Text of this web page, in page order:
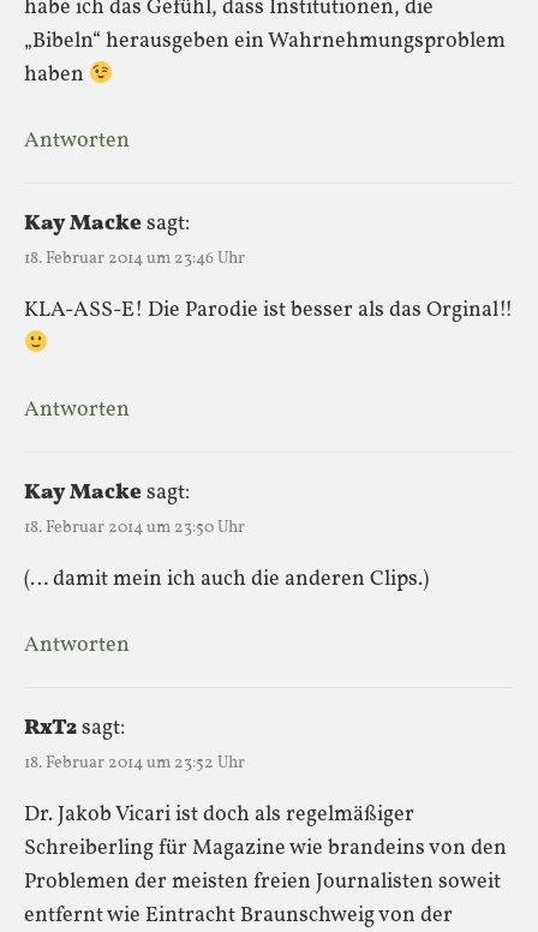
habe ich das Gefühl, dass Institutionen, die
„Bibeln“ herausgeben ein Wahrnehmungsproblem
haben
Antworten
Kay Mackesagt:
18. Februar 2014 um 23:46 Uhr
KLA-ASS-E! Die Parodie ist besser als das Orginal!!
Antworten
Kay Mackesagt:
18. Februar 2014 um 23:50 Uhr
(… damit mein ich auch die anderen Clips.)
Antworten
RxT2sagt:
18. Februar 2014 um 23:52 Uhr
Dr. Jakob Vicari ist doch als regelmäßiger
Schreiberling für Magazine wie brandeins von den
Problemen der meisten freien Journalisten soweit
entfernt wie Eintracht Braunschweig von der